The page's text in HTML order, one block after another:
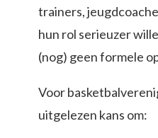
trainers,
hun rol serieuzer
(nog) geen formele
Voor
uitgelezen kans om: